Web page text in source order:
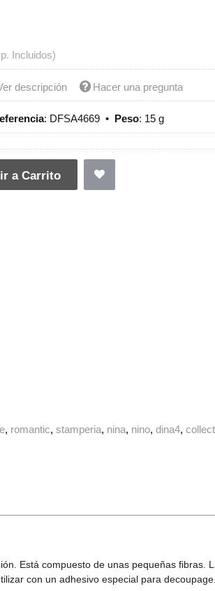
Incluidos)
descripción Hacer una pregunta
: DFSA4669 • Peso: 15 g
a Carrito
romantic stamperia nina nino dina4
Está compuesto de unas pequeñas fibras.
con un adhesivo especial para decoupage.